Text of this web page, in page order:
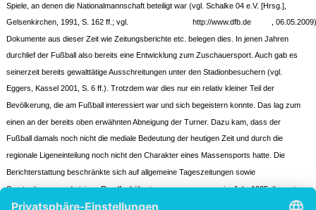
Spiele, an denen die Nationalmannschaft beteiligt war (vgl. Schalke 04 e.V. [Hrsg.],
Gelsenkirchen, 1991, S. 162 ff.; vgl.
http://www.dfb.de ,
Dokumente aus dieser Zeit wie Zeitungsberichte etc. belegen dies. In jenen Jahren
durchlief der Fußball also bereits eine Entwicklung zum Zuschauersport. Auch gab es
seinerzeit bereits gewalttätige Ausschreitungen unter den Stadionbesuchern (vgl.
Eggers, Kassel 2001, S. 6 ff.). Trotzdem war dies nur ein relativ kleiner Teil der
Bevölkerung, die am Fußball interessiert war und sich begeistern konnte. Das lag zum
einen an der bereits oben erwähnten Abneigung der Turner. Dazu kam, dass der
Fußball damals noch nicht die mediale Bedeutung der heutigen Zeit und durch die
regionale Ligeneinteilung noch nicht den Charakter eines Massensports hatte. Die
Berichterstattung beschränkte sich auf allgemeine Tageszeitungen sowie
Sportzeitungen und einigen Rundfunkübertragungen, wovon es im Jahr 1925 die erste
gab (vgl. Brandes, Christa, Evers [Hrsg.], Gießen 2006, S. 8), jedoch hat das